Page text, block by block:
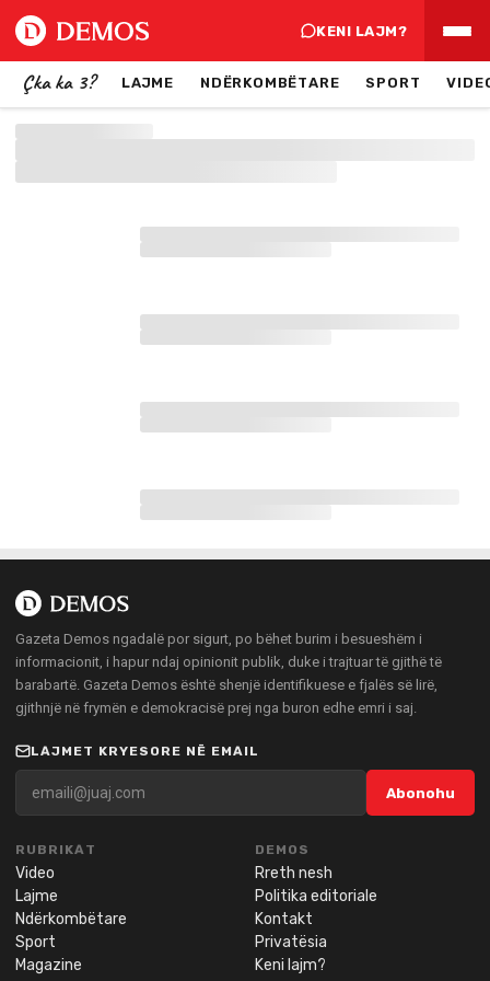
KENI LAJM?
Çka ka 3? LAJME NDËRKOMBËTARE SPORT
Gazeta Demos ngadalë por sigurt, po bëhet burim i besueshëm i
informacionit, i hapur ndaj opinionit publik, duke i trajtuar të gjithë të
barabartë. Gazeta Demos është shenjë identifikuese e fjalës së lirë,
gjithnjë në frymën e demokracisë prej nga buron edhe emri i saj.
LAJMET KRYESORE NË EMAIL
Abonohu
RUBRIKAT
Video
Lajme
Ndërkombëtare
Sport
Magazine
DEMOS
Rreth nesh
Politika editoriale
Kontakt
Privatësia
Keni lajm?